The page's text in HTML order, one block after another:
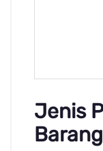
Jenis